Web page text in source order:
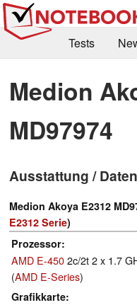
Tests
Kaufberatung
Deals
Forum
Medion
MD97974
Ausstattung /
Medion Akoya E2312
E2312 Serie)
Prozessor
AMD E-4502c/2t 2 x 1.7
(AMD E-Series)
Grafikkarte